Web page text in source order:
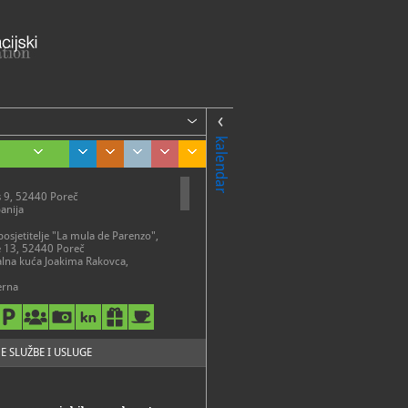
kalendar
9, 52440 Poreč
"La mula de Parenzo",
13, 52440 Poreč
kuća Joakima Rakovca,
Džamonje - Valkanela 5
kuća (stalni postav), Marafor 1,
SLUŽBE I USLUGE